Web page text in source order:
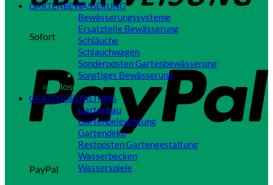
Sofort
PayPal
GARTENBEWÄSSERUNG
Bewässerungssysteme
Ersatzteile Bewässerung
Schläuche
Schlauchwagen
Sonderposten Gartenbewässerung
Sonstiges Bewässerung
Close
GARTENGESTALTUNG
Gartenbau
Gartenbeleuchtung
Gartendeko
Restposten Gartengestaltung
Wasserbecken
Wasserspiele